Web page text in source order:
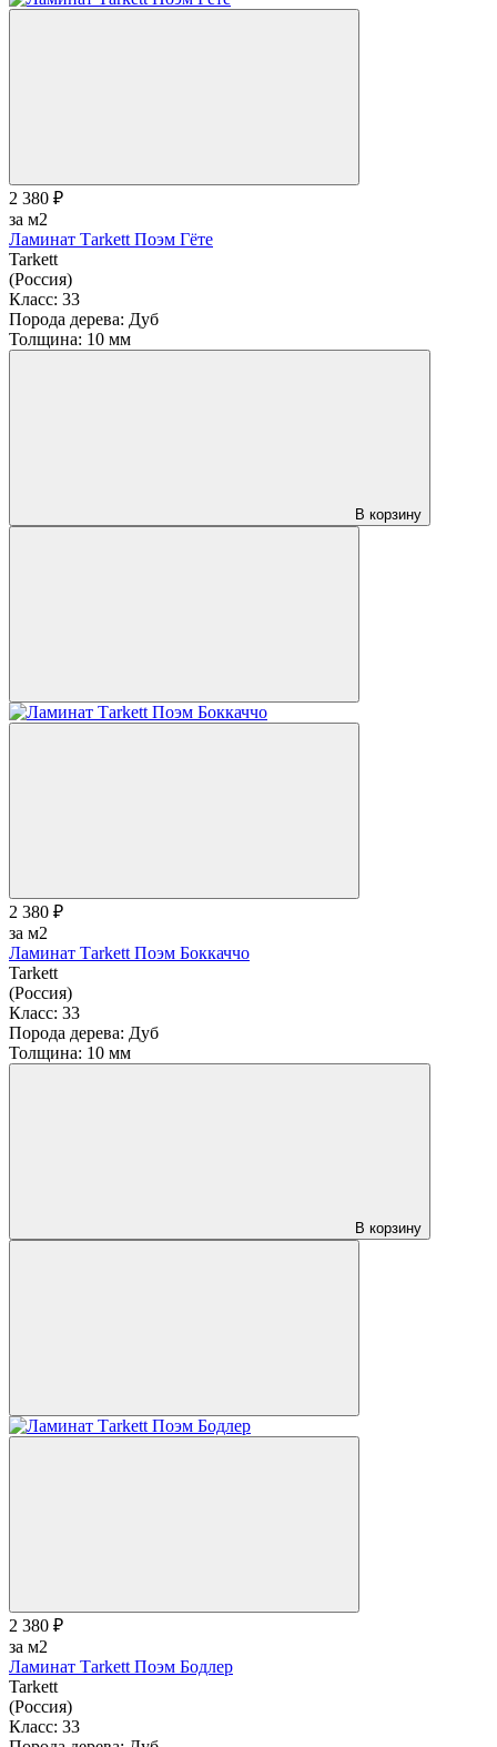
2 380 ₽
за м2
Ламинат Тarkett Поэм Гёте
Tarkett
(Россия)
Класс: 33
Порода дерева: Дуб
Толщина: 10 мм
В корзину
2 380 ₽
за м2
Ламинат Тarkett Поэм Боккаччо
Tarkett
(Россия)
Класс: 33
Порода дерева: Дуб
Толщина: 10 мм
В корзину
2 380 ₽
за м2
Ламинат Тarkett Поэм Бодлер
Tarkett
(Россия)
Класс: 33